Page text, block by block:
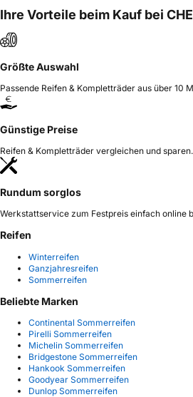
Ihre Vorteile beim Kauf bei
Größte Auswahl
Passende Reifen & Kompletträder aus über 10
Günstige Preise
Reifen & Kompletträder vergleichen und sparen.
Rundum sorglos
Werkstattservice zum Festpreis einfach online
Reifen
Winterreifen
Ganzjahresreifen
Sommerreifen
Beliebte Marken
Continental Sommerreifen
Pirelli Sommerreifen
Michelin Sommerreifen
Bridgestone Sommerreifen
Hankook Sommerreifen
Goodyear Sommerreifen
Dunlop Sommerreifen